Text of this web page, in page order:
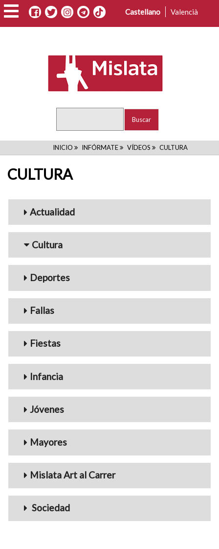
Pasar
al
contenido
Castellano Valencià
RUTA
INICIO INFÓRMATE VÍDEOS CULTURA
CULTURA
Menu_Videos
Actualidad
Cultura
Deportes
Fallas
Fiestas
Infancia
Jóvenes
Mayores
Mislata Art al Carrer
Sociedad